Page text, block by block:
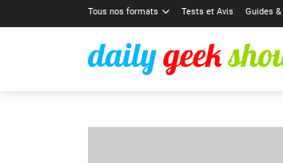
Tous nos formats Tests et Avis Guides